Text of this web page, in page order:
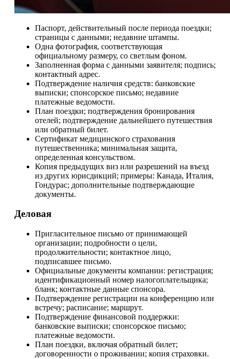
Паспорт, действительный после периода поездки;
страницы с данными; недавние штампы.
Одна фотография, соответствующая
официальному размеру, со светлым фоном.
Заполненная форма с данными заявителя; подпись;
контактный адрес.
Подтверждение наличия средств: банковские
выписки; спонсорское письмо; недавние
платежные ведомости.
План поездки; подтверждения бронирования
отелей; подтверждение дальнейшего путешествия
или обратный билет.
Сертификат медицинского страхования
путешественника; минимальная защита,
определенная консульством.
Копия предыдущих виз или разрешений на въезд
из других юрисдикций; примеры: Канада, Италия,
Гондурас; дополнительные подтверждающие
документы.
Деловая
Пригласительное письмо от принимающей
организации; подробности о цели,
продолжительности; контактное лицо,
подписавшее письмо.
Официальные документы компании: регистрация;
идентификационный номер налогоплательщика;
бланк; контактные данные спонсора.
Подтверждение регистрации на конференцию или
встречу; расписание; маршрут.
Подтверждение финансовой поддержки:
банковские выписки; спонсорское письмо;
платежные ведомости.
План поездки, включая обратный билет;
договоренности о проживании; копия страховки.